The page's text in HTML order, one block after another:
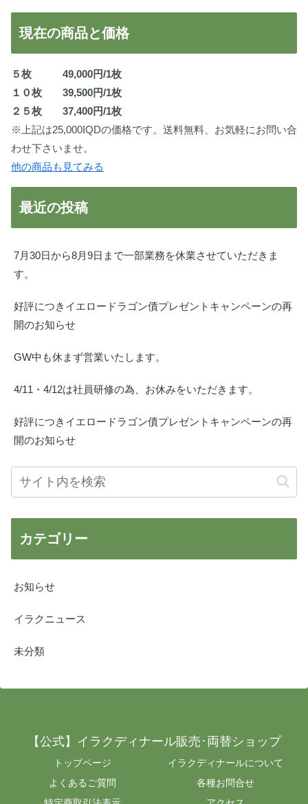
現在の商品と価格
５枚 49,000円/1枚
１０枚 39,500円/1枚
２５枚 37,400円/1枚
※上記は25,000IQDの価格です。送料無料、お気軽にお問い合
わせ下さいませ。
他の商品も見てみる
最近の投稿
7月30日から8月9日まで一部業務を休業させていただきま
す。
好評につきイエロードラゴン債プレゼントキャンペーンの再
開のお知らせ
GW中も休まず営業いたします。
4/11・4/12は社員研修の為、お休みをいただきます。
好評につきイエロードラゴン債プレゼントキャンペーンの再
開のお知らせ
カテゴリー
お知らせ
イラクニュース
未分類
【公式】イラクディナール販売･両替ショップ
トップページ
イラクディナールについて
よくあるご質問
各種お問合せ